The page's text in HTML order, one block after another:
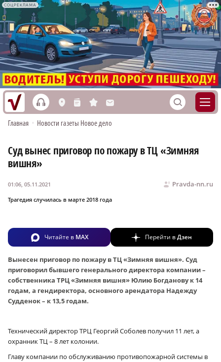
СОЦРЕКЛАМА
h L n s M S
Главная • Новости газеты Новое дело
Суд вынес приговор по пожару в ТЦ «Зимняя
вишня»
Pravda-nn.ru
01:06, 05.11.2021
Трагедия случилась в марте 2018 года
Читайте в MAX Перейти вДзен
Вынесен приговор по пожару в ТЦ «Зимняя вишня». Суд
приговорил бывшего генерального директора компании –
собственника ТРЦ «Зимняя вишня» Юлию Богданову к 14
годам, а гендиректора, основного арендатора Надежду
Судденок – к 13,5 годам.
Технический директор ТРЦ Георгий Соболев получил 11 лет, а
охранник ТЦ – 8 лет колонии.
Главу компании по обслуживанию противопожарной системы в